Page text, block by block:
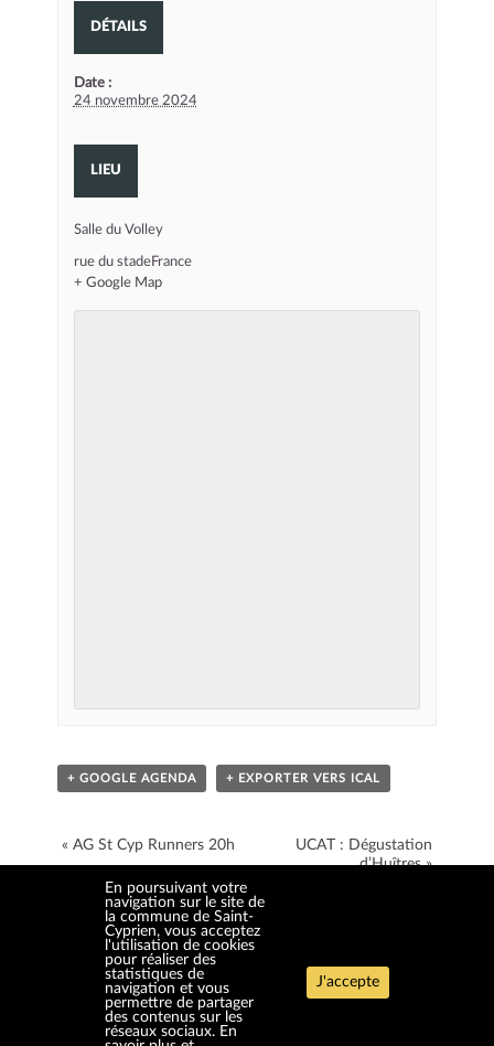
DÉTAILS
Date :
24 novembre 2024
LIEU
Salle du Volley
rue du stadeFrance
+ Google Map
+ GOOGLE AGENDA + EXPORTER VERS ICAL
« AG St Cyp Runners 20h
UCAT : Dégustation
d’Huîtres»
HAUT CONTACT
En poursuivant votre
navigation sur le site de
la commune de Saint-
Cyprien, vous acceptez
l'utilisation de cookies
pour réaliser des
statistiques de
navigation et vous
permettre de partager
des contenus sur les
réseaux sociaux. En
J'accepte